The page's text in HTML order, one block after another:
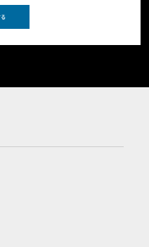
ることが難しい場合
本人確認のうえ対
理人の場合も可能
までご連絡くださ